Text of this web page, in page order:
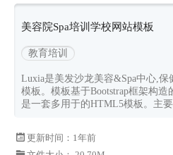
美容院Spa培训学校网站模板
教育培训
Luxia是美发沙龙美容&Spa中心,
模板。模板基于Bootstrap框架构造
是一套多用于的HTML5模板。主要
更新时间： 1年前